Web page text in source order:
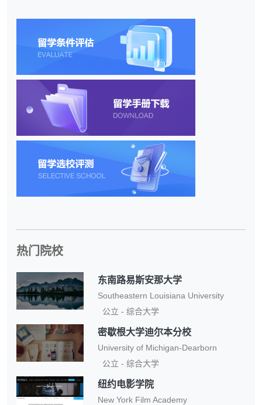
热门院校
东南路易斯安那大学
Southeastern Louisiana University
公立 - 综合大学
密歇根大学迪尔本分校
University of Michigan-Dearborn
公立 - 综合大学
纽约电影学院
New York Film Academy